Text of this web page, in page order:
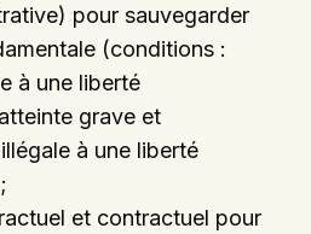
pour sauvegarder
(conditions :
à une liberté
grave et
à une liberté
et contractuel pour